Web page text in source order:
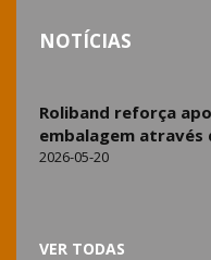
NOTÍCIAS
Roliband reforça
embalagem através
2026-05-20
VER TODAS